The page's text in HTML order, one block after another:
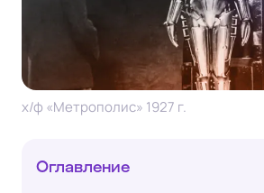
х/ф «Метрополис» 1927 г.
Оглавление